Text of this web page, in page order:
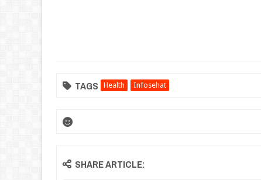
TAGS Health Infosehat
SHARE ARTICLE: